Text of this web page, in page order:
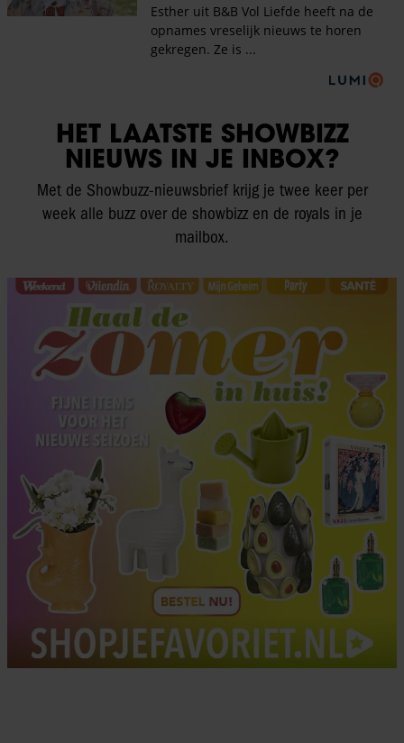
HET LAATSTE SHOWBIZZ
NIEUWS IN JE INBOX?
Met de Showbuzz-nieuwsbrief krijg je twee keer per
week alle buzz over de showbizz en de royals in je
mailbox.